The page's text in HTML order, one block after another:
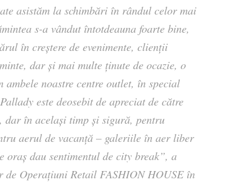
asistăm la schimbări în rândul celor mai
s-a vândut întotdeauna foarte bine,
în creștere de evenimente, clienții
dar și mai multe ținute de ocazie, o
noastre centre outlet, în special
este deosebit de apreciat de către
în același timp și sigură, pentru
aerul de vacanță – galeriile în aer liber
oraș dau sentimentul de city break”, a
de Operațiuni Retail FASHION HOUSE în